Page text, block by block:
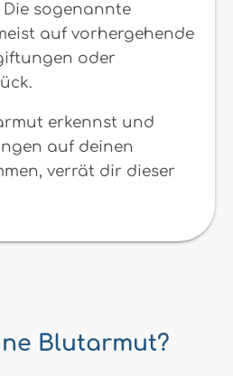
sogenannte
auf vorhergehende
oder
erkennst und
auf deinen
verrät dir dieser
Blutarmut?